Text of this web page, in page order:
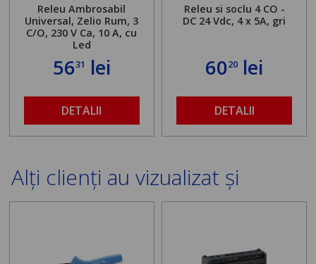
Releu Ambrosabil
Universal, Zelio Rum, 3
C/O, 230 V Ca, 10 A, cu
Led
5631 lei
DETALII
Releu si soclu 4 CO -
DC 24 Vdc, 4 x 5A, gri
6020 lei
DETALII
Alți clienți au vizualizat și